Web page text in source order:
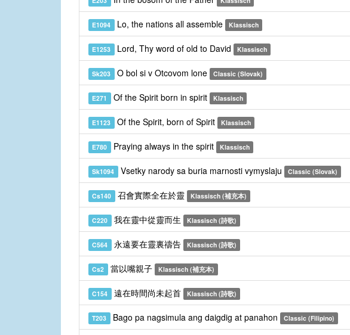
E1094 Lo, the nations all assemble Klassisch
E1253 Lord, Thy word of old to David Klassisch
Sk203 O bol si v Otcovom lone Classic (Slovak)
E271 Of the Spirit born in spirit Klassisch
E1123 Of the Spirit, born of Spirit Klassisch
E780 Praying always in the spirit Klassisch
Sk1094 Vsetky narody sa buria marnosti vymyslaju Classic (Slovak)
Cs140 召會實際全在於靈 Klassisch (補充本)
C220 我在靈中從靈而生 Klassisch (詩歌)
C564 永遠要在靈裏禱告 Klassisch (詩歌)
Cs2 當以嘴親子 Klassisch (補充本)
C154 遠在時間尚未起首 Klassisch (詩歌)
T203 Bago pa nagsimula ang daigdig at panahon Classic (Filipino)